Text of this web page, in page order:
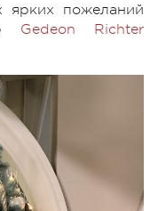
пожеланий
Gedeon Richter